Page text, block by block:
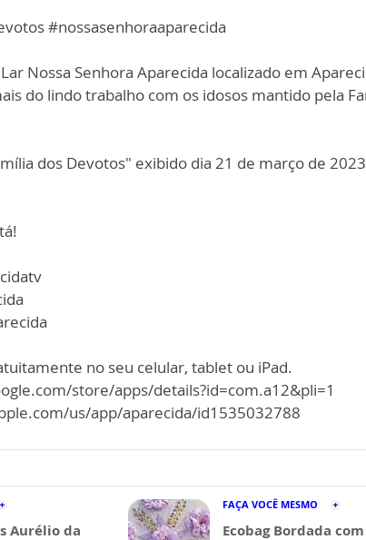
#nossasenhoraaparecida
Nossa Senhora Aparecida localizado em
do lindo trabalho com os idosos mantido pela
dos Devotos" exibido dia 21 de março de 2023
no seu celular, tablet ou iPad.
store/apps/details?id=com.a12&pli=1
us/app/aparecida/id1535032788
Aurélio da
FAÇA VOCÊ MESMO
Ecobag Bordada